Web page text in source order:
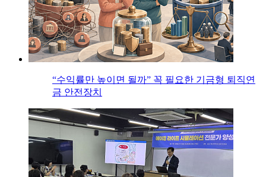
“수익률만 높이면 될까” 꼭 필요한 기금형 퇴직연
금 안전장치